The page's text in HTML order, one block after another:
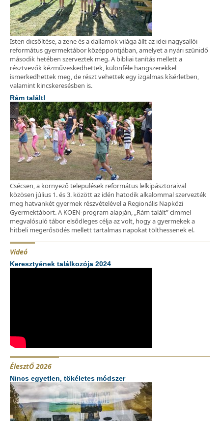
Isten dicsőítése, a zene és a dallamok világa állt az idei nagysallói
református gyermektábor középpontjában, amelyet a nyári szünidő
második hetében szerveztek meg. A bibliai tanítás mellett a
résztvevők kézműveskedhettek, különféle hangszerekkel
ismerkedhettek meg, de részt vehettek egy izgalmas kísérletben,
valamint kincskeresésben is.
Rám talált!
Csécsen, a környező települések református lelkipásztoraival
közösen július 1. és 3. között az idén hatodik alkalommal szervezték
meg hatvankét gyermek részvételével a Regionális Napközi
Gyermektábort. A KOEN-program alapján, „Rám talált” címmel
megvalósuló tábor elsődleges célja az volt, hogy a gyermekek a
hitbeli megerősödés mellett tartalmas napokat tölthessenek el.
Videó
Keresztyének találkozója 2024
ÉlesztŐ 2026
Nincs egyetlen, tökéletes módszer